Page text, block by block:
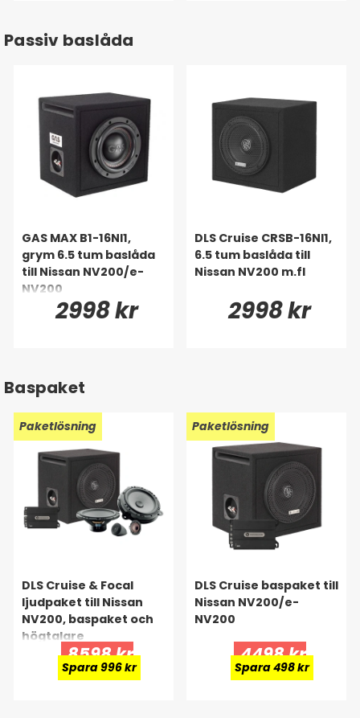
Passiv baslåda
GAS MAX B1-16NI1,
grym 6.5 tum baslåda
till Nissan NV200/e-
NV200
2998 kr
DLS Cruise CRSB-16NI1,
6.5 tum baslåda till
Nissan NV200 m.fl
2998 kr
Baspaket
Paketlösning
DLS Cruise & Focal
ljudpaket till Nissan
NV200, baspaket och
högtalare
8598 kr
Spara 996 kr
Paketlösning
DLS Cruise baspaket till
Nissan NV200/e-
NV200
4498 kr
Spara 498 kr